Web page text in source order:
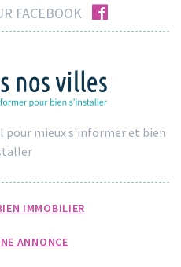
FACEBOOK facebook
pour mieux s'informer et bien
IMMOBILIER
ANNONCE